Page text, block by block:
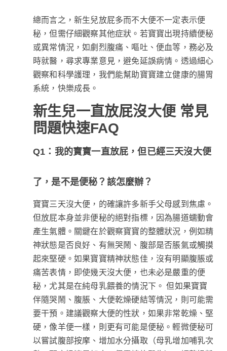
總而言之，新生兒放屁多而不大便不一定表示便
秘，但需仔細觀察其他症狀。若寶寶出現持續便秘
或異常情況，如劇烈腹痛、嘔吐、便血等，務必及
時就醫，尋求專業意見，避免延誤病情。透過細心
觀察和科學護理，我們能幫助寶寶建立健康的腸胃
系統，快樂成長。
新生兒一直放屁沒大便 常見
問題快速FAQ
Q1：我的寶寶一直放屁，但已經三天沒大便
了，是不是便秘？該怎麼辦？
寶寶三天沒大便，的確讓許多新手父母感到焦慮。
但放屁本身並非便秘的絕對指標，因為腸道蠕動會
產生氣體。關鍵在於觀察寶寶的整體狀況，例如精
神狀態是否良好、有無哭鬧、腹部是否脹氣或觸摸
起來堅硬。如果寶寶精神狀態佳，沒有明顯腹脹或
痛苦表情，即使幾天沒大便，也未必是嚴重的便
秘，尤其是在純母乳餵養的情況下。 但如果寶寶
伴隨哭鬧、腹脹、大便乾燥硬結等情況，則可能需
要干預。建議觀察大便的性狀，如果非常乾燥、堅
硬，像羊便一樣，則更有可能是便秘。輕微便秘可
以嘗試腹部按摩、增加水分攝取（母乳增加哺乳次